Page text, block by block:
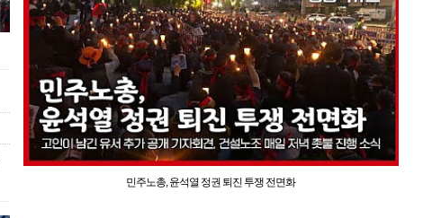
민주노총, 윤석열 정권 퇴진 투쟁 전면화